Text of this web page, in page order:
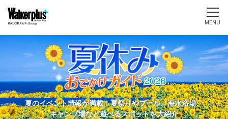
MENU
夏のイベント情報が満載！夏祭りやプール、海水浴場、
キャンプ場など遊べるスポットを大紹介